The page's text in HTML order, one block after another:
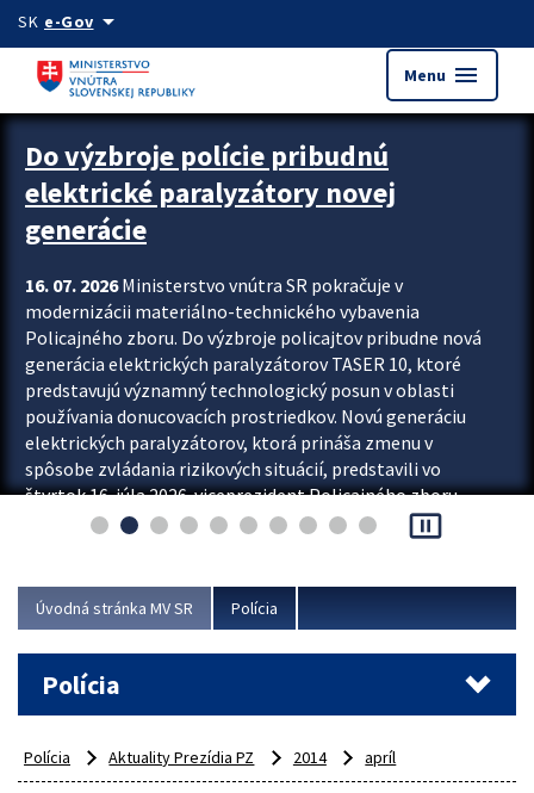
Preskocit na hlavný obsah
SK e-Govarrow_drop_down
Menu menu
Zastavit automatický posun upútavok
Do výzbroje polície pribudnú
elektrické paralyzátory novej
generácie
16. 07. 2026Ministerstvo vnútra SR pokračuje v
modernizácii materiálno-technického vybavenia
Policajného zboru. Do výzbroje policajtov pribudne nová
generácia elektrických paralyzátorov TASER 10, ktoré
predstavujú významný technologický posun v oblasti
používania donucovacích prostriedkov. Novú generáciu
elektrických paralyzátorov, ktorá prináša zmenu v
spôsobe zvládania rizikových situácií, predstavili vo
štvrtok 16. júla 2026 viceprezident Policajného zboru
Rastislav Polakovič a riaditeľ odboru výcviku...
pause_presentation
Úvodná stránka MV SR Polícia
Polícia
Polícia Aktuality Prezídia PZ 2014 apríl